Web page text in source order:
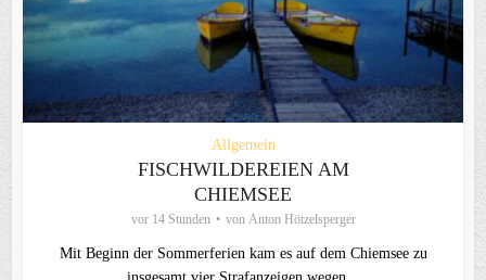
Allgemein
FISCHWILDEREIEN AM
CHIEMSEE
vor 14 Stunden von Anton Hötzelsperger
Mit Beginn der Sommerferien kam es auf dem Chiemsee zu